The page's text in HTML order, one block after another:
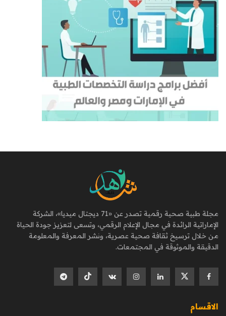
مجلة طبية صحية رقمية تصدر عن «71 ديجتال ميديا»، الشركة
الإماراتية الرائدة في مجال الإعلام الرقمي، وتسعى لتعزيز جودة الحياة
من خلال ترسيخ ثقافة صحية عصرية، ونشر المعرفة والمعلومة
الدقيقة والموثوقة في المجتمعات.
الاقسام